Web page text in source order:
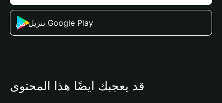
تنزيل من Google Play
قد يعجبك أيضًا هذا المحتوى